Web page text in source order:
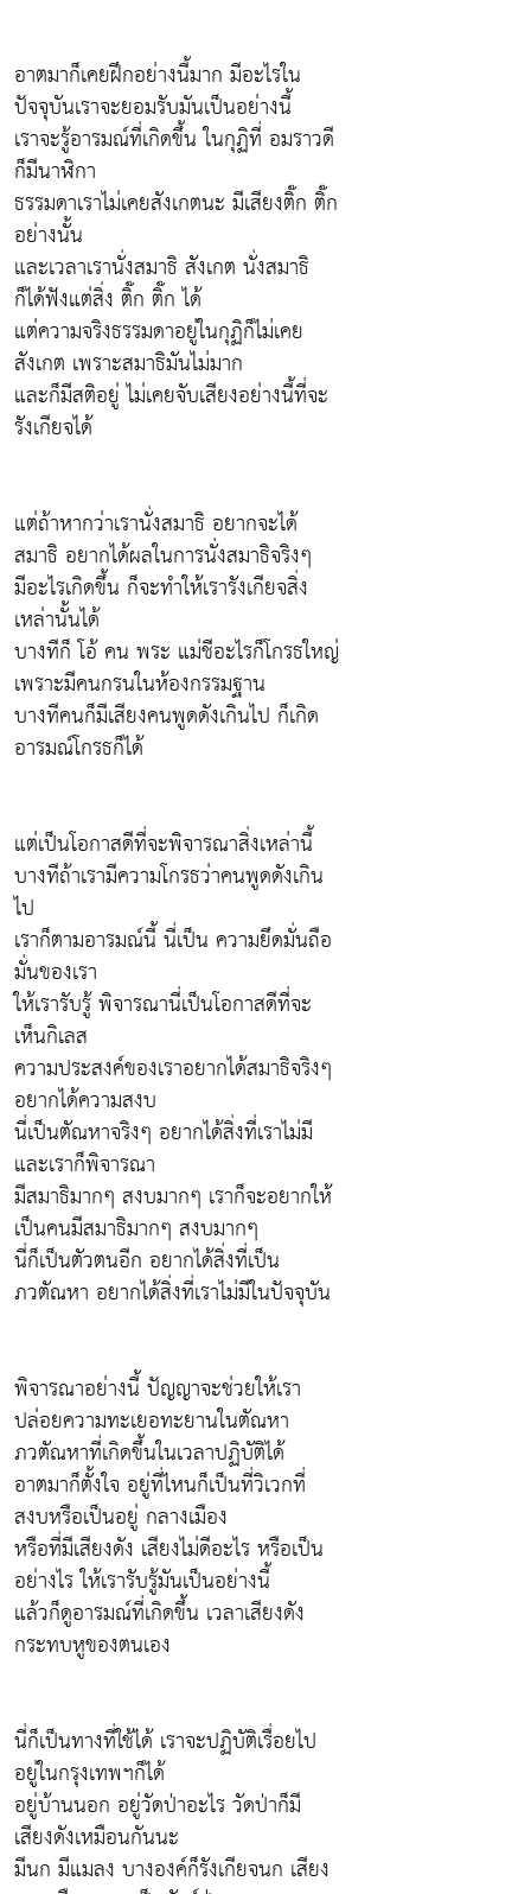
อาตมาก็เคยฝึกอย่างนี้มาก มีอะไรใน
ปัจจุบันเราจะยอมรับมันเป็นอย่างนี้
เราจะรู้อารมณ์ที่เกิดขึ้น ในกุฏิที่ อมราวดี
ก็มีนาฬิกา
ธรรมดาเราไม่เคยสังเกตนะ มีเสียงติ๊ก ติ๊ก
อย่างนั้น
และเวลาเรานั่งสมาธิ สังเกต นั่งสมาธิ
ก็ได้ฟังแต่สิ่ง ติ๊ก ติ๊ก ได้
แต่ความจริงธรรมดาอยู่ในกุฏิก็ไม่เคย
สังเกต เพราะสมาธิมันไม่มาก
และก็มีสติอยู่ ไม่เคยจับเสียงอย่างนี้ที่จะ
รังเกียจได้
แต่ถ้าหากว่าเรานั่งสมาธิ อยากจะได้
สมาธิ อยากได้ผลในการนั่งสมาธิจริงๆ
มีอะไรเกิดขึ้น ก็จะทำให้เรารังเกียจสิ่ง
เหล่านั้นได้
บางทีก็ โอ้ คน พระ แม่ชีอะไรก็โกรธใหญ่
เพราะมีคนกรนในห้องกรรมฐาน
บางทีคนก็มีเสียงคนพูดดังเกินไป ก็เกิด
อารมณ์โกรธก็ได้
แต่เป็นโอกาสดีที่จะพิจารณาสิ่งเหล่านี้
บางทีถ้าเรามีความโกรธว่าคนพูดดังเกิน
ไป
เราก็ตามอารมณ์นี้ นี่เป็น ความยึดมั่นถือ
มั่นของเรา
ให้เรารับรู้ พิจารณานี่เป็นโอกาสดีที่จะ
เห็นกิเลส
ความประสงค์ของเราอยากได้สมาธิจริงๆ
อยากได้ความสงบ
นี่เป็นตัณหาจริงๆ อยากได้สิ่งที่เราไม่มี
และเราก็พิจารณา
มีสมาธิมากๆ สงบมากๆ เราก็จะอยากให้
เป็นคนมีสมาธิมากๆ สงบมากๆ
นี่ก็เป็นตัวตนอีก อยากได้สิ่งที่เป็น
ภวตัณหา อยากได้สิ่งที่เราไม่มีในปัจจุบัน
พิจารณาอย่างนี้ ปัญญาจะช่วยให้เรา
ปล่อยความทะเยอทะยานในตัณหา
ภวตัณหาที่เกิดขึ้นในเวลาปฏิบัติได้
อาตมาก็ตั้งใจ อยู่ที่ไหนก็เป็นที่วิเวกที่
สงบหรือเป็นอยู่ กลางเมือง
หรือที่มีเสียงดัง เสียงไม่ดีอะไร หรือเป็น
อย่างไร ให้เรารับรู้มันเป็นอย่างนี้
แล้วก็ดูอารมณ์ที่เกิดขึ้น เวลาเสียงดัง
กระทบหูของตนเอง
นี่ก็เป็นทางที่ใช้ได้ เราจะปฏิบัติเรื่อยไป
อยู่ในกรุงเทพฯก็ได้
อยู่บ้านนอก อยู่วัดป่าอะไร วัดป่าก็มี
เสียงดังเหมือนกันนะ
มีนก มีแมลง บางองค์ก็รังเกียจนก เสียง